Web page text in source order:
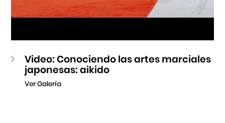
Video: Conociendo las artes marciales
japonesas: aikido
Ver Galería